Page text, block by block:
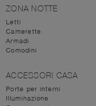
ZONA NOTTE
Letti
Camerette
Armadi
Comodini
ACCESSORI CASA
Porte per interni
Illuminazione